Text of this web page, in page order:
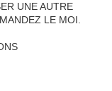
UNE AUTRE
LE MOI.